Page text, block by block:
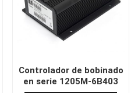
Controlador de bobinado
en serie 1205M-6B403